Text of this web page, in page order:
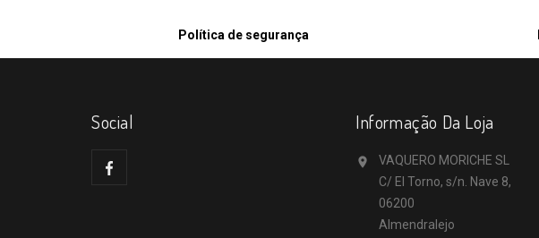
Política de segurança
Social Informação Da Loja

VAQUERO MORICHE SL
C/ El Torno, s/n. Nave 8,
06200
Almendralejo